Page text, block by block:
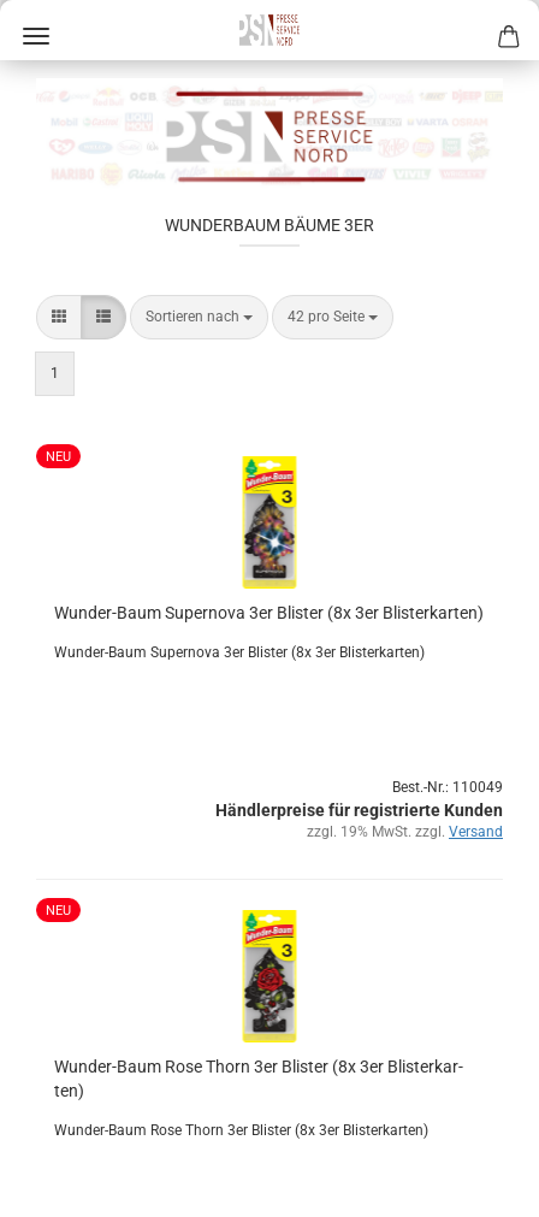
WUNDERBAUM BÄUME 3ER
Sortieren nach 42 pro Seite
1
NEU
Wunder-​​Baum Su­per­no­va 3er Blis­ter (8x 3er Blis­ter­kar­ten)
Wunder-​Baum Su­per­no­va 3er Blis­ter (8x 3er Blis­ter­kar­ten)
Best.-Nr.: 110049
Händlerpreise für registrierte Kunden
zzgl. 19% MwSt. zzgl. Versand
NEU
Wunder-​​Baum Rose Thorn 3er Blis­ter (8x 3er Blis­ter­kar­
ten)
Wunder-​Baum Rose Thorn 3er Blis­ter (8x 3er Blis­ter­kar­ten)